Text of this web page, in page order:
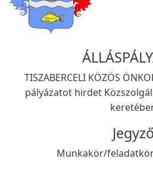
TISZABERCELI KÖZÖS
pályázatot hirdet
Jegyző
Munkakör/